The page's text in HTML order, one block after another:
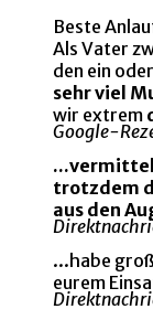
Beste
Als Vater
den ein
sehr viel
wir extrem
Google-
trotzdem
aus den
...habe
eurem